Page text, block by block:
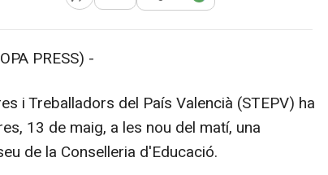
Abrir opciones para compartir
PRESS) -
i Treballadors del País Valencià (STEPV) ha
13 de maig, a les nou del matí, una
de la Conselleria d'Educació.